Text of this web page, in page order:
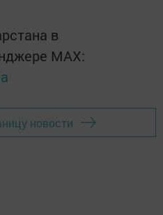
в
MАХ:
новости